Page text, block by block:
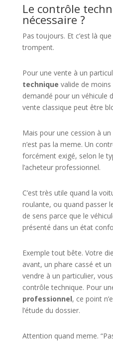
Le contrôle
nécessaire ?
Pas toujours. Et c’est là
trompent.
Pour une vente à un
technique valide de
demandé pour un véhicule
vente classique peut être
Mais pour une cession à
n’est pas la meme. Un
forcément exigé, selon le
l’acheteur professionnel.
C’est très utile quand la
roulante, ou quand passer
de sens parce que le
présenté dans un état
Exemple tout bête. Votre
avant, un phare cassé et
vendre à un particulier,
contrôle technique. Pour
professionnel, ce point
l’étude du dossier.
Attention quand meme.